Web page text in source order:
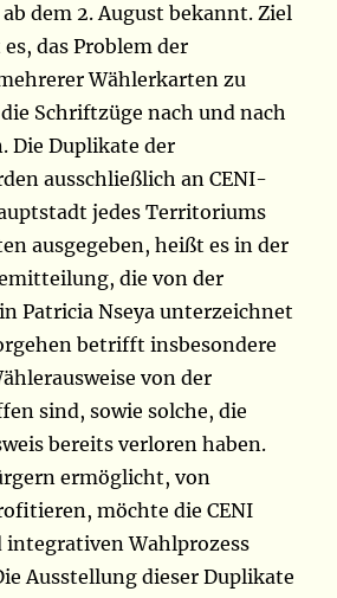
dem 2. August bekannt. Ziel
das Problem der
Wählerkarten zu
Schriftzüge nach und nach
Die Duplikate der
ausschließlich an CENI-
jedes Territoriums
ausgegeben, heißt es in der
die von der
Patricia Nseya unterzeichnet
betrifft insbesondere
von der
sind, sowie solche, die
bereits verloren haben.
ermöglicht, von
möchte die CENI
integrativen Wahlprozess
Ausstellung dieser Duplikate